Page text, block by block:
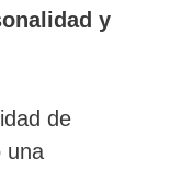
y
de
una